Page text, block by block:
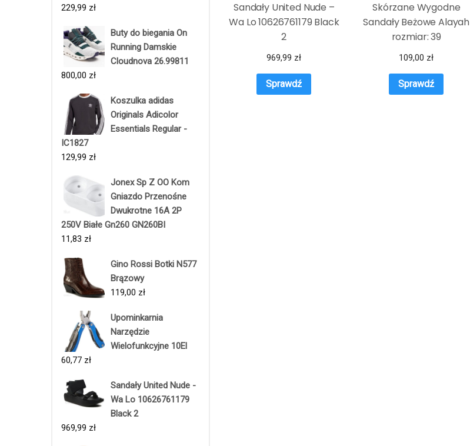
229,99 zł
Buty do biegania On
Running Damskie
Cloudnova 26.99811
800,00 zł
Koszulka adidas
Originals Adicolor
Essentials Regular -
IC1827
129,99 zł
Jonex Sp Z OO Kom
Gniazdo Przenośne
Dwukrotne 16A 2P
250V Białe Gn260 GN260BI
11,83 zł
Gino Rossi Botki N577
Brązowy
119,00 zł
Upominkarnia
Narzędzie
Wielofunkcyjne 10El
60,77 zł
Sandały United Nude -
Wa Lo 10626761179
Black 2
969,99 zł
Sandały United Nude –
Wa Lo 10626761179 Black
2
969,99 zł
Sprawdź
Skórzane Wygodne
Sandały Beżowe Alayah
rozmiar: 39
109,00 zł
Sprawdź